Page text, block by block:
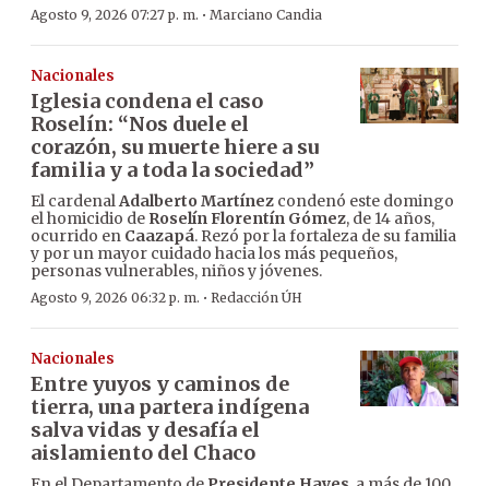
Agosto 9, 2026 07:27 p. m. · Marciano Candia
Nacionales
Iglesia condena el caso
Roselín: “Nos duele el
corazón, su muerte hiere a su
familia y a toda la sociedad”
El cardenalAdalberto Martínez condenó este domingo
el homicidio de Roselín Florentín Gómez, de 14 años,
ocurrido en Caazapá. Rezó por la fortaleza de su familia
y por un mayor cuidado hacia los más pequeños,
personas vulnerables, niños y jóvenes.
Agosto 9, 2026 06:32 p. m. · Redacción ÚH
Nacionales
Entre yuyos y caminos de
tierra, una partera indígena
salva vidas y desafía el
aislamiento del Chaco